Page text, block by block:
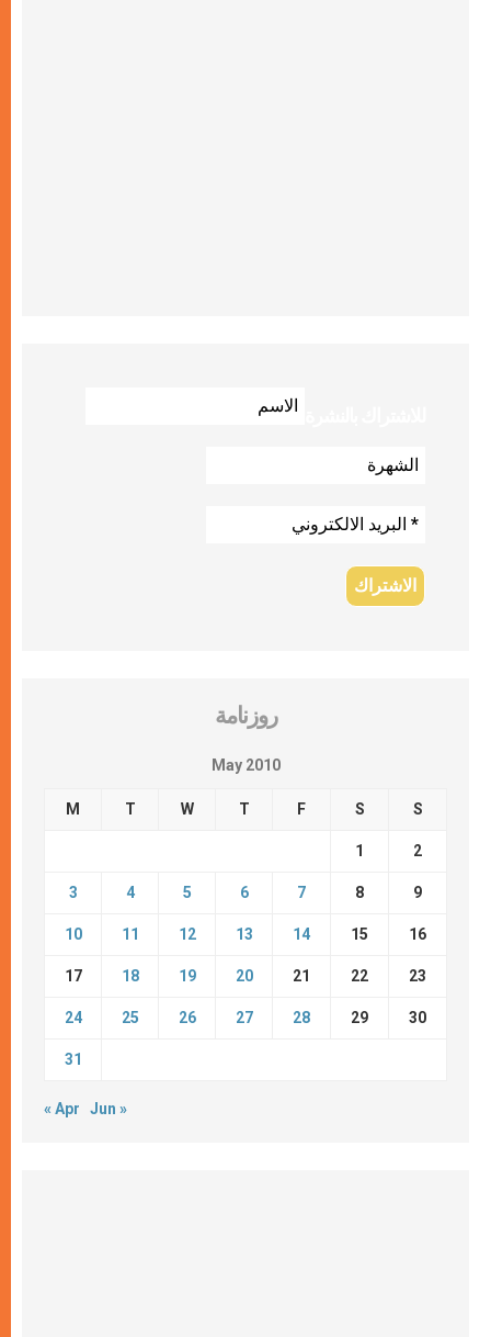
روزنامة
May 2010
M T W T F S S
1 2
3 4 5 6 7 8 9
10 11 12 13 14 15 16
17 18 19 20 21 22 23
24 25 26 27 28 29 30
31
« Apr Jun »